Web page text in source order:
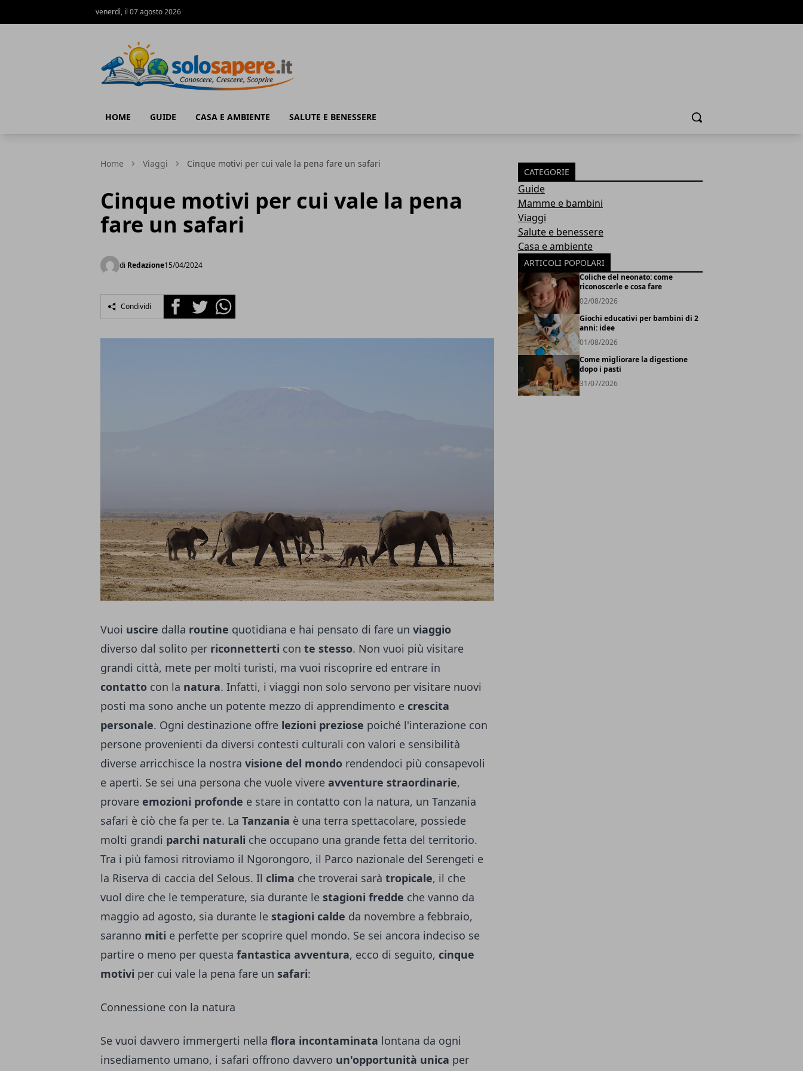
venerdì, il 07 agosto 2026
HOME GUIDE CASA E AMBIENTE SALUTE E BENESSERE Cerca
Home Viaggi Cinque motivi per cui vale la pena fare un safari
Cinque motivi per cui vale la pena
fare un safari
di Redazione15/04/2024
Condividi FacebookTwitterWhatsapp
Vuoi uscire dalla routine quotidiana e hai pensato di fare un viaggio
diverso dal solito per riconnetterti con te stesso. Non vuoi più visitare
grandi città, mete per molti turisti, ma vuoi riscoprire ed entrare in
contatto con la natura. Infatti, i viaggi non solo servono per visitare nuovi
posti ma sono anche un potente mezzo di apprendimento e crescita
personale. Ogni destinazione offre lezioni preziose poiché l'interazione con
persone provenienti da diversi contesti culturali con valori e sensibilità
diverse arricchisce la nostra visione del mondo rendendoci più consapevoli
e aperti. Se sei una persona che vuole vivere avventure straordinarie,
provare emozioni profonde e stare in contatto con la natura, un Tanzania
safari è ciò che fa per te. La Tanzania è una terra spettacolare, possiede
molti grandi parchi naturali che occupano una grande fetta del territorio.
Tra i più famosi ritroviamo il Ngorongoro, il Parco nazionale del Serengeti e
la Riserva di caccia del Selous. Il clima che troverai sarà tropicale, il che
vuol dire che le temperature, sia durante le stagioni fredde che vanno da
maggio ad agosto, sia durante le stagioni calde da novembre a febbraio,
saranno miti e perfette per scoprire quel mondo. Se sei ancora indeciso se
partire o meno per questa fantastica avventura, ecco di seguito, cinque
motivi per cui vale la pena fare un safari:
Connessione con la natura
Se vuoi davvero immergerti nella flora incontaminata lontana da ogni
insediamento umano, i safari offrono davvero un'opportunità unica per
CATEGORIE
Guide
Mamme e bambini
Viaggi
Salute e benessere
Casa e ambiente
ARTICOLI POPOLARI
Coliche del neonato: come
riconoscerle e cosa fare
02/08/2026
Giochi educativi per bambini di 2
anni: idee
01/08/2026
Come migliorare la digestione
dopo i pasti
31/07/2026